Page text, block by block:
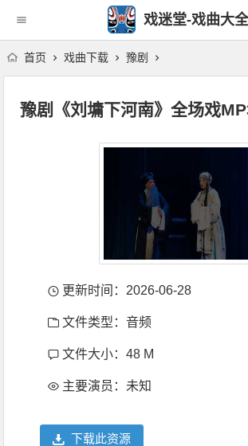
戏迷堂-戏曲大全
首页 戏曲下载 豫剧
豫剧《刘墉下河南》全场戏
更新时间：2026-06-28
文件类型：音频
文件大小：48 M
主要演员：未知
下载此资源